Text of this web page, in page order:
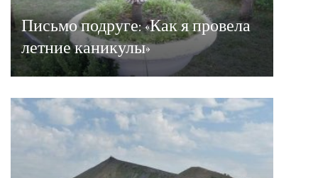
Письмо подруге: «Как я провела
летние каникулы»